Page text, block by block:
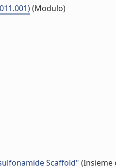
(Modulo)
Scaffold" (Insieme